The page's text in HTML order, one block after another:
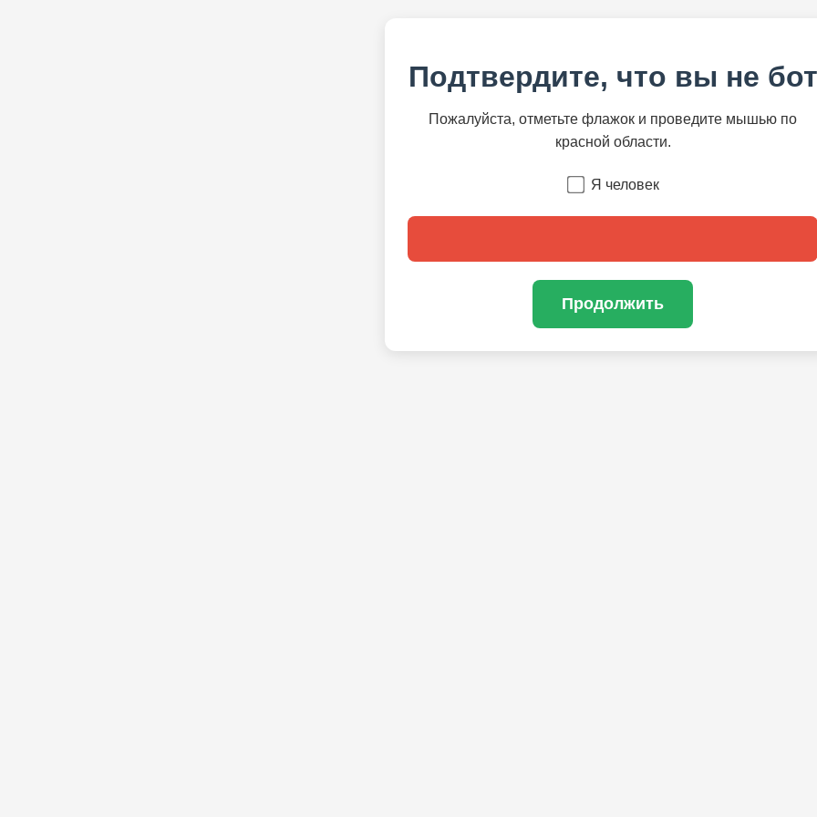
Подтвердите, что вы не бот
Пожалуйста, отметьте флажок и проведите мышью по
красной области.
Я человек
Продолжить